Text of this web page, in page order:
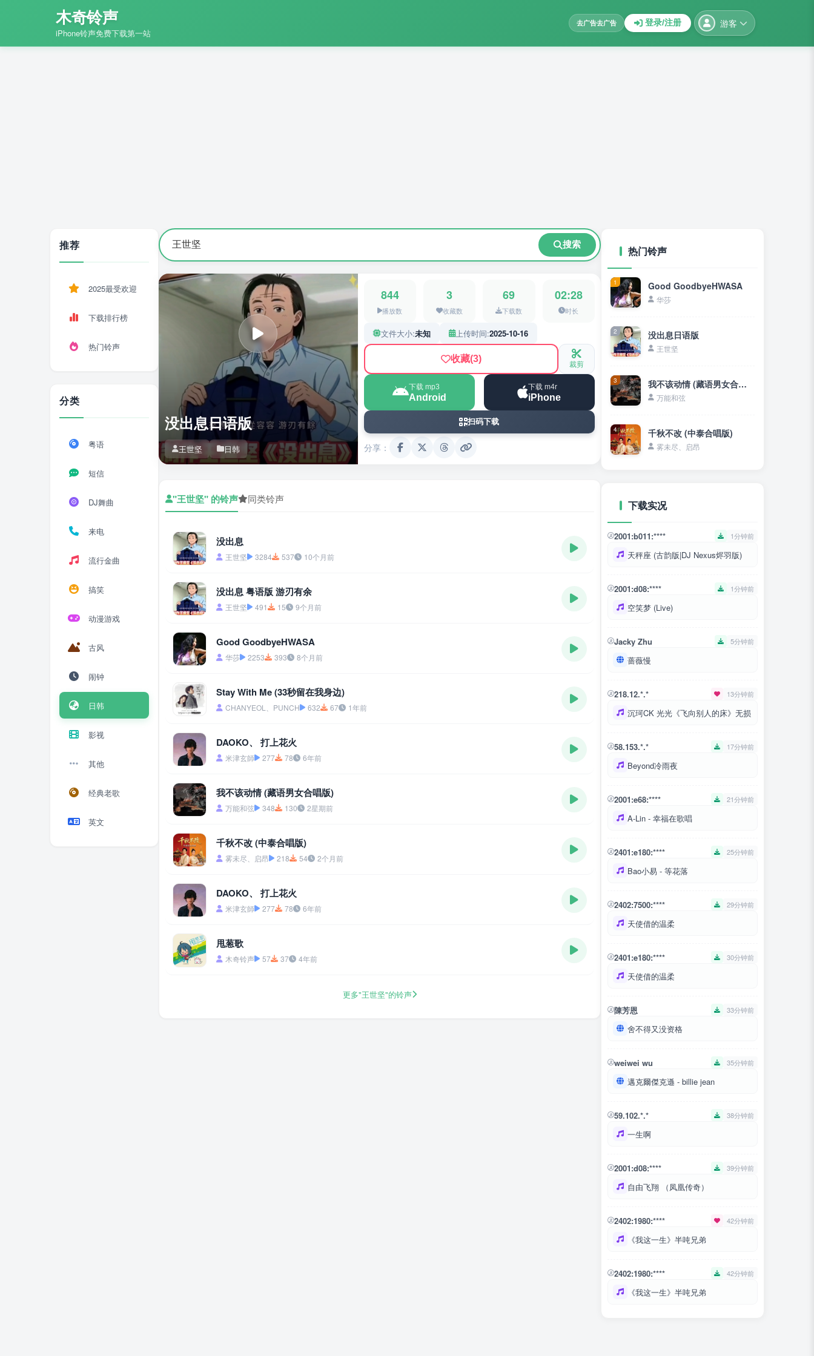
木奇铃声
iPhone铃声免费下载第一站
去广告去广告 登录/注册 游客
推荐
2025最受欢迎
下载排行榜
热门铃声
分类
粤语
短信
DJ舞曲
来电
流行金曲
搞笑
动漫游戏
古风
闹钟
日韩
影视
其他
经典老歌
英文
搜索
没出息日语版
王世坚 日韩
844
播放数
3
收藏数
69
下载数
02:28
时长
文件大小:未知 上传时间:2025-10-16
收藏(3) 裁剪
下载 mp3
Android
下载 m4r
iPhone
扫码下载
分享：
"王世坚" 的铃声 同类铃声
没出息
王世坚 3284 537 10个月前
没出息 粤语版 游刃有余
王世坚 491 15 9个月前
Good GoodbyeHWASA
华莎 2253 393 8个月前
Stay With Me (33秒留在我身边)
CHANYEOL、PUNCH 632 67 1年前
DAOKO、 打上花火
米津玄師 277 78 6年前
我不该动情 (藏语男女合唱版)
万能和弦 348 130 2星期前
千秋不改 (中泰合唱版)
雾未尽、启昂 218 54 2个月前
DAOKO、 打上花火
米津玄師 277 78 6年前
甩葱歌
木奇铃声 57 37 4年前
更多"王世坚"的铃声
热门铃声
1 Good GoodbyeHWASA
华莎
2 没出息日语版
王世坚
3 我不该动情 (藏语男女合唱版)
万能和弦
4 千秋不改 (中泰合唱版)
雾未尽、启昂
下载实况
2001:b011:**** 1分钟前
天秤座 (古韵版|DJ Nexus烬羽版)
2001:d08:**** 1分钟前
空笑梦 (Live)
Jacky Zhu 5分钟前
蔷薇慢
218.12.*.* 13分钟前
沉珂CK 光光《飞向别人的床》无损
58.153.*.* 17分钟前
Beyond冷雨夜
2001:e68:**** 21分钟前
A-Lin - 幸福在歌唱
2401:e180:**** 25分钟前
Bao小易 - 等花落
2402:7500:**** 29分钟前
天使借的温柔
2401:e180:**** 30分钟前
天使借的温柔
陳芳恩 33分钟前
舍不得又没资格
weiwei wu 35分钟前
邁克爾傑克遜 - billie jean
59.102.*.* 38分钟前
一生啊
2001:d08:**** 39分钟前
自由飞翔 （凤凰传奇）
2402:1980:**** 42分钟前
《我这一生》半吨兄弟
2402:1980:**** 42分钟前
《我这一生》半吨兄弟